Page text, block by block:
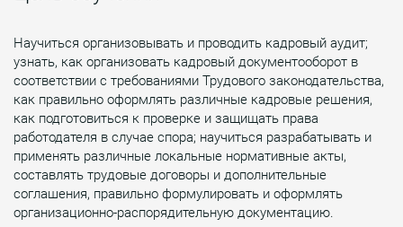
Научиться организовывать и проводить кадровый аудит;
узнать, как организовать кадровый документооборот в
соответствии с требованиями Трудового законодательства,
как правильно оформлять различные кадровые решения,
как подготовиться к проверке и защищать права
работодателя в случае спора; научиться разрабатывать и
применять различные локальные нормативные акты,
составлять трудовые договоры и дополнительные
соглашения, правильно формулировать и оформлять
организационно-распорядительную документацию.